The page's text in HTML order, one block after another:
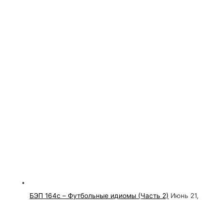
БЭП 164c – Футбольные идиомы (Часть 2) Июнь 21,